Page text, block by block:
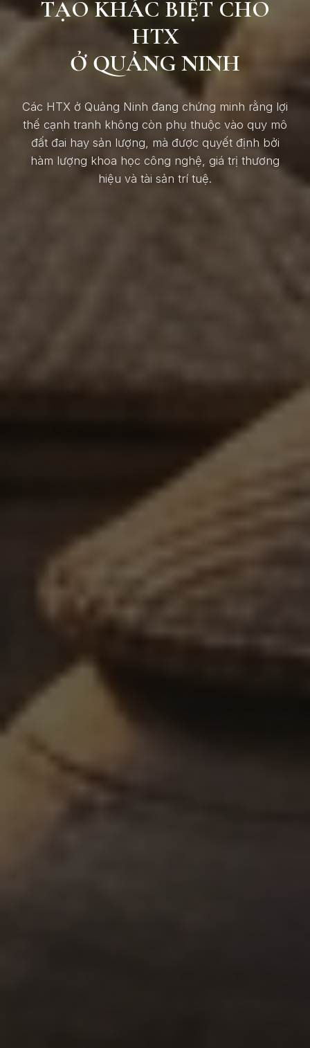
TẠO KHÁC BIỆT CHO
HTX
Ở QUẢNG NINH
Các HTX ở Quảng Ninh đang chứng minh rằng lợi
thế cạnh tranh không còn phụ thuộc vào quy mô
đất đai hay sản lượng, mà được quyết định bởi
hàm lượng khoa học công nghệ, giá trị thương
hiệu và tài sản trí tuệ.